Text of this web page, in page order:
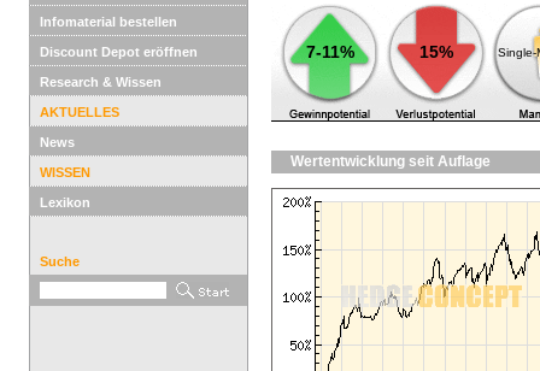
Infomaterial bestellen
Discount Depot eröffnen
Research & Wissen
AKTUELLES
News
WISSEN
Lexikon
Suche
7-11% 15% Single-
Wertentwicklung seit Auflage